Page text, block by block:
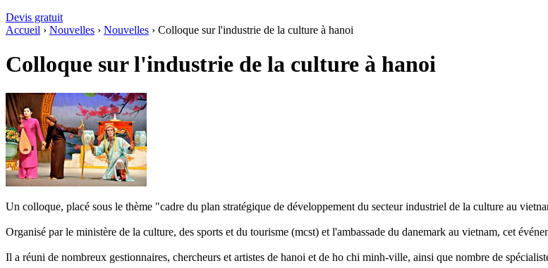
Devis gratuit
Accueil › Nouvelles › Nouvelles › Colloque sur l'industrie de la culture à hanoi
Colloque sur l'industrie de la culture à hanoi
Un colloque, placé sous le thème "cadre du plan stratégique de développement du secteur industriel de la culture au
Organisé par le ministère de la culture, des sports et du tourisme (mcst) et l'ambassade du danemark au vietnam, cet
Il a réuni de nombreux gestionnaires, chercheurs et artistes de hanoi et de ho chi minh-ville, ainsi que nombre de